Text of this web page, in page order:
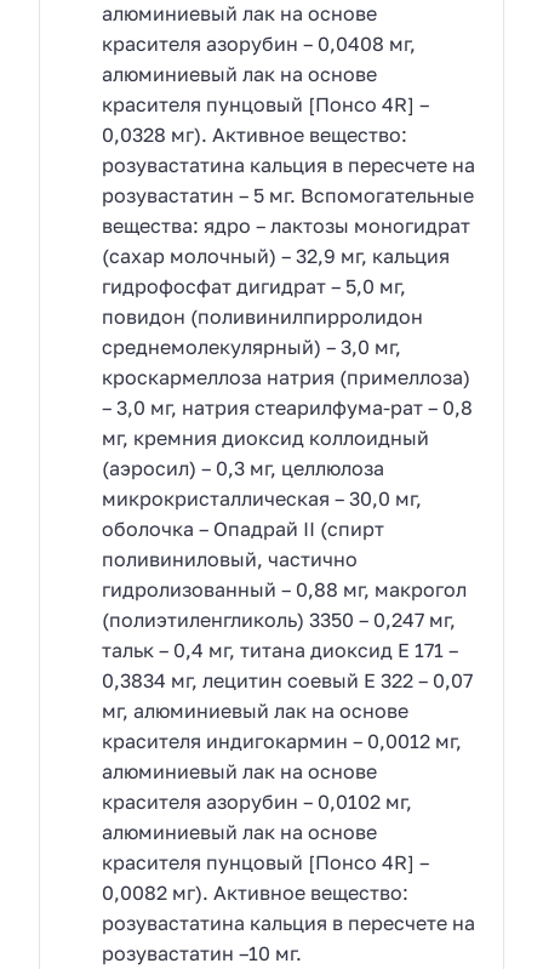
алюминиевый лак на основе
красителя азорубин – 0,0408 мг,
алюминиевый лак на основе
красителя пунцовый [Понсо 4R] –
0,0328 мг). Активное вещество:
розувастатина кальция в пересчете на
розувастатин – 5 мг. Вспомогательные
вещества: ядро – лактозы моногидрат
(сахар молочный) – 32,9 мг, кальция
гидрофосфат дигидрат – 5,0 мг,
повидон (поливинилпирролидон
среднемолекулярный) – 3,0 мг,
кроскармеллоза натрия (примеллоза)
– 3,0 мг, натрия стеарилфума-рат – 0,8
мг, кремния диоксид коллоидный
(аэросил) – 0,3 мг, целлюлоза
микрокристаллическая – 30,0 мг,
оболочка – Опадрай II (спирт
поливиниловый, частично
гидролизованный – 0,88 мг, макрогол
(полиэтиленгликоль) 3350 – 0,247 мг,
тальк – 0,4 мг, титана диоксид Е 171 –
0,3834 мг, лецитин соевый Е 322 – 0,07
мг, алюминиевый лак на основе
красителя индигокармин – 0,0012 мг,
алюминиевый лак на основе
красителя азорубин – 0,0102 мг,
алюминиевый лак на основе
красителя пунцовый [Понсо 4R] –
0,0082 мг). Активное вещество:
розувастатина кальция в пересчете на
розувастатин –10 мг.